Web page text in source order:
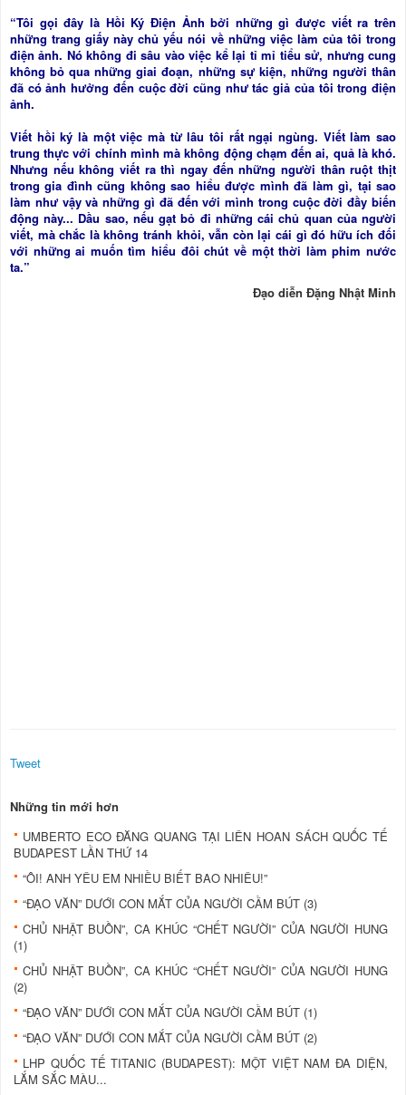
“Tôi gọi đây là Hồi Ký Điện Ảnh bởi những gì được viết ra trên
những trang giấy này chủ yếu nói về những việc làm của tôi trong
điện ảnh. Nó không đi sâu vào việc kể lại tỉ mỉ tiểu sử, nhưng cung
không bỏ qua những giai đoạn, những sự kiện, những người thân
đã có ảnh hưởng đến cuộc đời cũng như tác giả của tôi trong điện
ảnh.
Viết hồi ký là một việc mà từ lâu tôi rất ngại ngùng. Viết làm sao
trung thực với chính mình mà không động chạm đến ai, quả là khó.
Nhưng nếu không viết ra thì ngay đến những người thân ruột thịt
trong gia đình cũng không sao hiểu được mình đã làm gì, tại sao
làm như vậy và những gì đã đến với mình trong cuộc đời đầy biến
động này... Dầu sao, nếu gạt bỏ đi những cái chủ quan của người
viết, mà chắc là không tránh khỏi, vẫn còn lại cái gì đó hữu ích đối
với những ai muốn tìm hiểu đôi chút về một thời làm phim nước
ta.”
Đạo diễn Đặng Nhật Minh
Tweet
Những tin mới hơn
UMBERTO ECO ĐĂNG QUANG TẠI LIÊN HOAN SÁCH QUỐC TẾ
BUDAPEST LẦN THỨ 14
“ÔI! ANH YÊU EM NHIỀU BIẾT BAO NHIÊU!”
“ĐẠO VĂN” DƯỚI CON MẮT CỦA NGƯỜI CẦM BÚT (3)
CHỦ NHẬT BUỒN”, CA KHÚC “CHẾT NGƯỜI” CỦA NGƯỜI HUNG
(1)
CHỦ NHẬT BUỒN”, CA KHÚC “CHẾT NGƯỜI” CỦA NGƯỜI HUNG
(2)
“ĐẠO VĂN” DƯỚI CON MẮT CỦA NGƯỜI CẦM BÚT (1)
“ĐẠO VĂN” DƯỚI CON MẮT CỦA NGƯỜI CẦM BÚT (2)
LHP QUỐC TẾ TITANIC (BUDAPEST): MỘT VIỆT NAM ĐA DIỆN,
LẮM SẮC MÀU...